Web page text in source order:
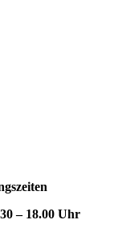
– 18.00 Uhr